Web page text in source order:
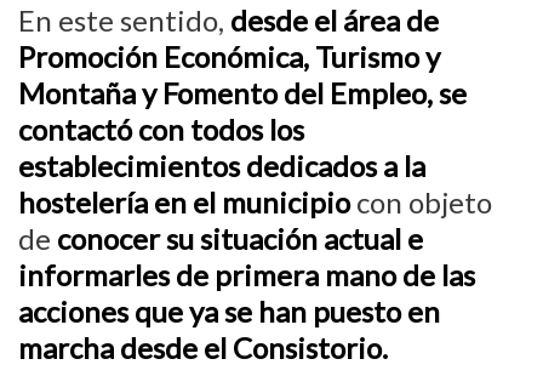
En este sentido, desde el área de
Promoción Económica, Turismo y
Montaña y Fomento del Empleo, se
contactó con todos los
establecimientos dedicados a la
hostelería en el municipiocon objeto
de conocer su situación actual e
informarles de primera mano de las
acciones que ya se han puesto en
marcha desde el Consistorio.